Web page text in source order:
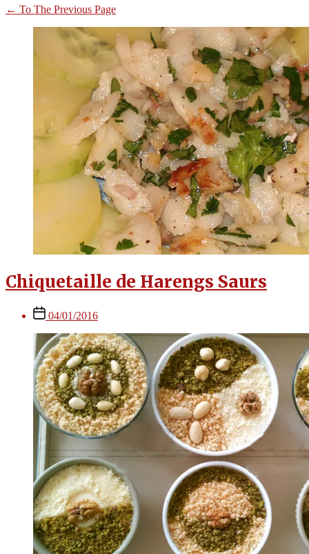
← To The Previous Page
Chiquetaille de Harengs Saurs
Post
date
04/01/2016